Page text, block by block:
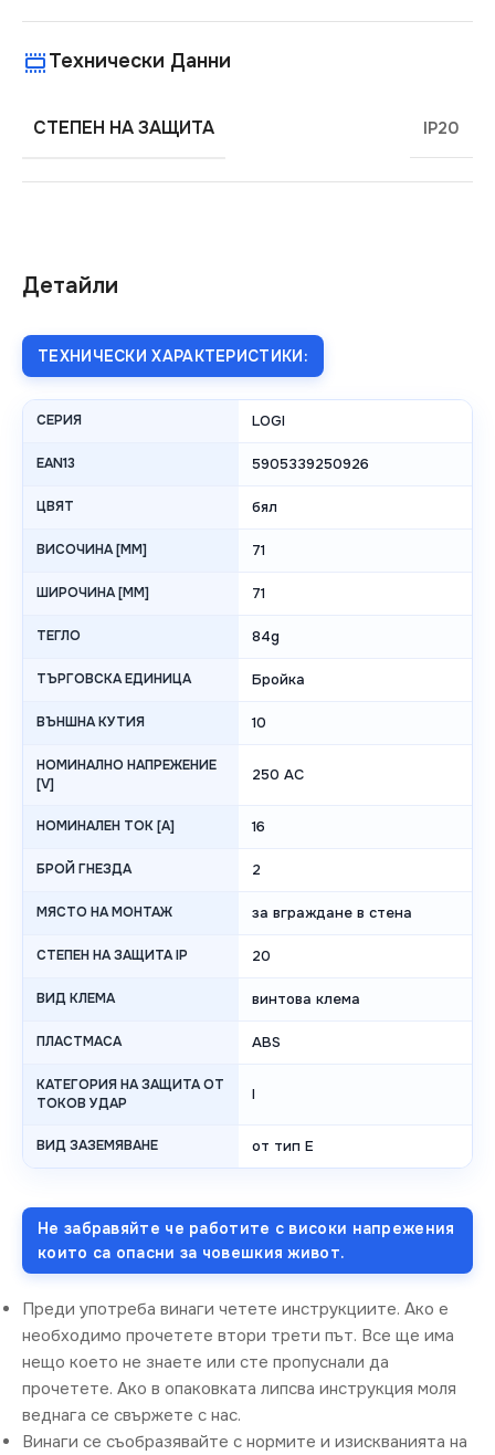
Детайли
ТЕХНИЧЕСКИ ХАРАКТЕРИСТИКИ:
СЕРИЯ LOGI
EAN13 5905339250926
ЦВЯТ бял
ВИСОЧИНА [MM] 71
ШИРОЧИНА [MM] 71
ТЕГЛО 84g
ТЪРГОВСКА ЕДИНИЦА Бройка
ВЪНШНА КУТИЯ 10
НОМИНАЛНО НАПРЕЖЕНИЕ
[V]
250 AC
НОМИНАЛЕН ТОК [A] 16
БРОЙ ГНЕЗДА 2
МЯСТО НА МОНТАЖ за вграждане в стена
СТЕПЕН НА ЗАЩИТА IP 20
ВИД КЛЕМА винтова клема
ПЛАСТМАСА ABS
КАТЕГОРИЯ НА ЗАЩИТА ОТ
ТОКОВ УДАР
I
ВИД ЗАЗЕМЯВАНЕ от тип E
Не забравяйте че работите с високи напрежения
които са опасни за човешкия живот.
Преди употреба винаги четете инструкциите. Ако е
необходимо прочетете втори трети път. Все ще има
нещо което не знаете или сте пропуснали да
прочетете. Ако в опаковката липсва инструкция моля
веднага се свържете с нас.
Винаги се съобразявайте с нормите и изискванията на
Технически Данни
СТЕПЕН НА ЗАЩИТА IP20